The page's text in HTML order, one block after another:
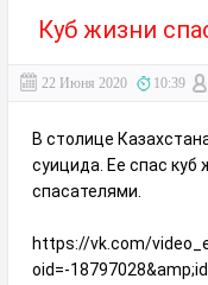
Куб жизни
22 Июня 2020 10:39
В столице
суицида. Ее спас куб
спасателями.
https://vk.com/
oid=-